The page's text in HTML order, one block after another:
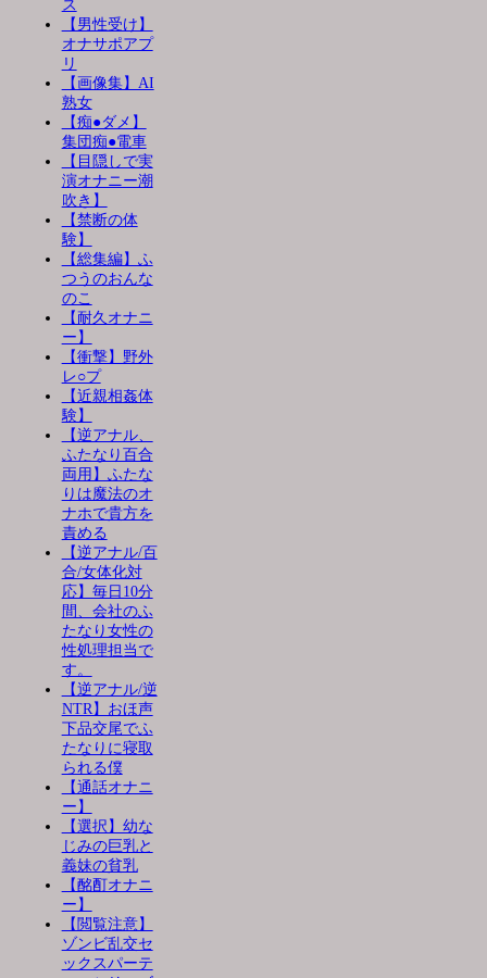
ス
【男性受け】
オナサポアプ
リ
【画像集】AI
熟女
【痴●ダメ】
集団痴●電車
【目隠しで実
演オナニー潮
吹き】
【禁断の体
験】
【総集編】ふ
つうのおんな
のこ
【耐久オナニ
ー】
【衝撃】野外
レ○プ
【近親相姦体
験】
【逆アナル、
ふたなり百合
両用】ふたな
りは魔法のオ
ナホで貴方を
責める
【逆アナル/百
合/女体化対
応】毎日10分
間、会社のふ
たなり女性の
性処理担当で
す。
【逆アナル/逆
NTR】おほ声
下品交尾でふ
たなりに寝取
られる僕
【通話オナニ
ー】
【選択】幼な
じみの巨乳と
義妹の貧乳
【酩酊オナニ
ー】
【閲覧注意】
ゾンビ乱交セ
ックスパーテ